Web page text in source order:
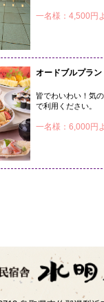
一名様：4,500円
オードブルプラン
皆でわいわい！気
で利用ください。
一名様：6,000円